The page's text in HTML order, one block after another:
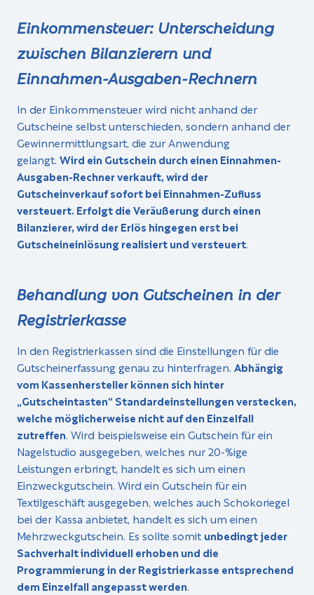
Einkommensteuer: Unterscheidung
zwischen Bilanzierern und
Einnahmen-Ausgaben-Rechnern
In der Einkommensteuer wird nicht anhand der
Gutscheine selbst unterschieden, sondern anhand der
Gewinnermittlungsart, die zur Anwendung
gelangt. Wird ein Gutschein durch einen Einnahmen-
Ausgaben-Rechner verkauft, wird der
Gutscheinverkauf sofort bei Einnahmen-Zufluss
versteuert. Erfolgt die Veräußerung durch einen
Bilanzierer, wird der Erlös hingegen erst bei
Gutscheineinlösung realisiert und versteuert.
Behandlung von Gutscheinen in der
Registrierkasse
In den Registrierkassen sind die Einstellungen für die
Gutscheinerfassung genau zu hinterfragen. Abhängig
vom Kassenhersteller können sich hinter
„Gutscheintasten“ Standardeinstellungen verstecken,
welche möglicherweise nicht auf den Einzelfall
zutreffen. Wird beispielsweise ein Gutschein für ein
Nagelstudio ausgegeben, welches nur 20-%ige
Leistungen erbringt, handelt es sich um einen
Einzweckgutschein. Wird ein Gutschein für ein
Textilgeschäft ausgegeben, welches auch Schokoriegel
bei der Kassa anbietet, handelt es sich um einen
Mehrzweckgutschein. Es sollte somit unbedingt jeder
Sachverhalt individuell erhoben und die
Programmierung in der Registrierkasse entsprechend
dem Einzelfall angepasst werden.